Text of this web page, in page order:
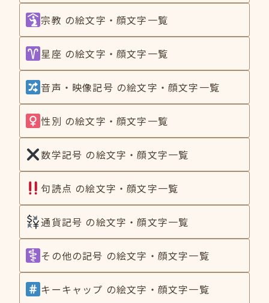
宗教 の絵文字・顔文字一覧
星座 の絵文字・顔文字一覧
音声・映像記号 の絵文字・顔文字一覧
性別 の絵文字・顔文字一覧
数学記号 の絵文字・顔文字一覧
句読点 の絵文字・顔文字一覧
通貨記号 の絵文字・顔文字一覧
その他の記号 の絵文字・顔文字一覧
キーキャップ の絵文字・顔文字一覧